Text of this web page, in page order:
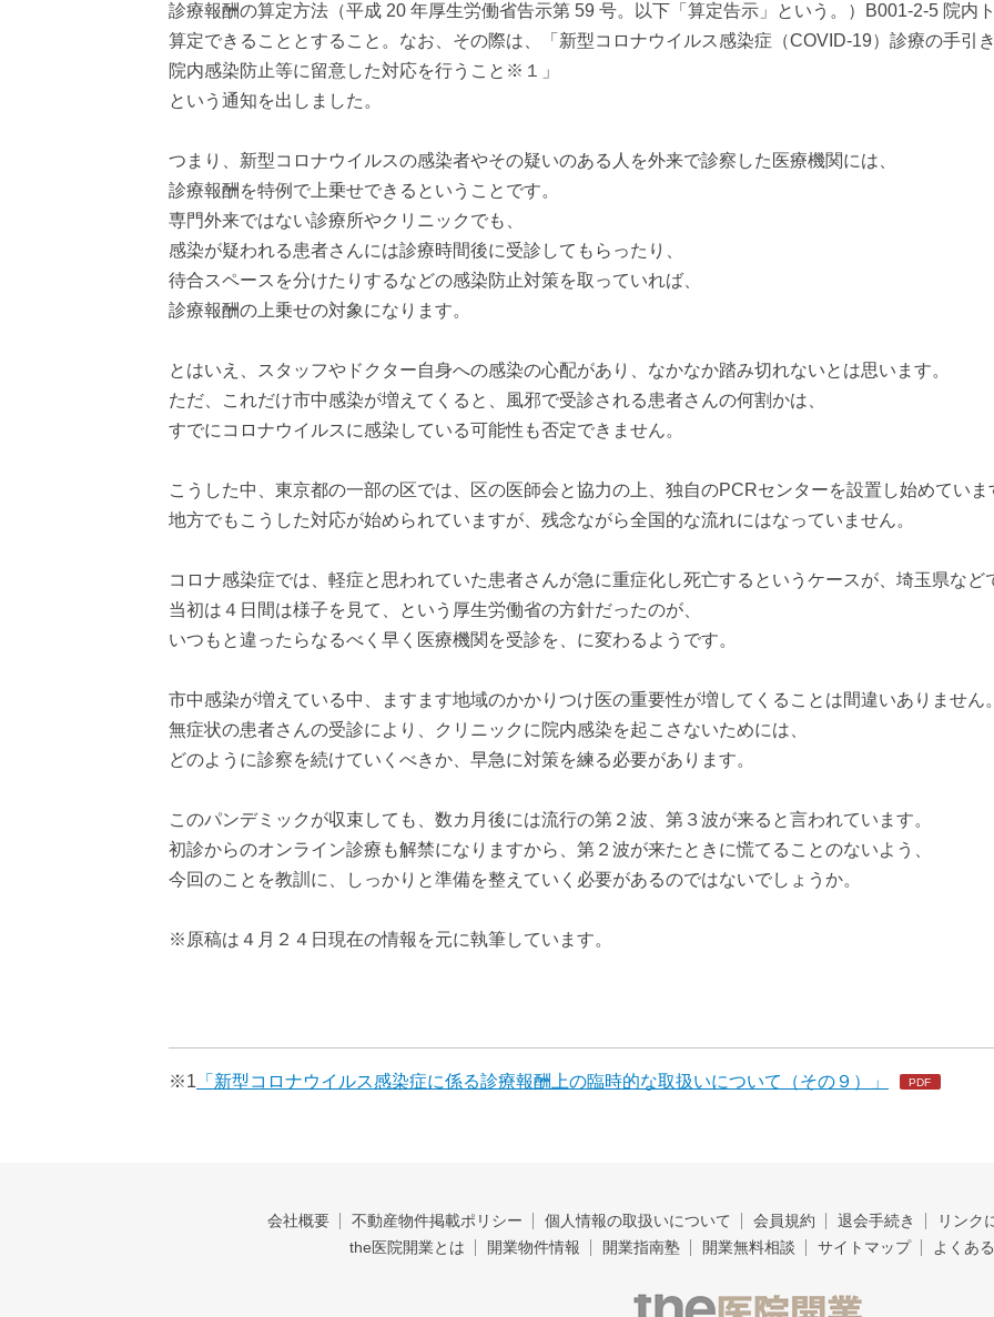
診療報酬の算定方法（平成 20 年厚生労働省告示第 59 号。以下「算定告示」という。）B001-2-5 院内
算定できることとすること。なお、その際は、「新型コロナウイルス感染症（COVID-19）診療の手引
院内感染防止等に留意した対応を行うこと※１」
という通知を出しました。
つまり、新型コロナウイルスの感染者やその疑いのある人を外来で診察した医療機関には、
診療報酬を特例で上乗せできるということです。
専門外来ではない診療所やクリニックでも、
感染が疑われる患者さんには診療時間後に受診してもらったり、
待合スペースを分けたりするなどの感染防止対策を取っていれば、
診療報酬の上乗せの対象になります。
とはいえ、スタッフやドクター自身への感染の心配があり、なかなか踏み切れないとは思います。
ただ、これだけ市中感染が増えてくると、風邪で受診される患者さんの何割かは、
すでにコロナウイルスに感染している可能性も否定できません。
こうした中、東京都の一部の区では、区の医師会と協力の上、独自のPCRセンターを設置し始めていま
地方でもこうした対応が始められていますが、残念ながら全国的な流れにはなっていません。
コロナ感染症では、軽症と思われていた患者さんが急に重症化し死亡するというケースが、埼玉県など
当初は４日間は様子を見て、という厚生労働省の方針だったのが、
いつもと違ったらなるべく早く医療機関を受診を、に変わるようです。
市中感染が増えている中、ますます地域のかかりつけ医の重要性が増してくることは間違いありません。
無症状の患者さんの受診により、クリニックに院内感染を起こさないためには、
どのように診察を続けていくべきか、早急に対策を練る必要があります。
このパンデミックが収束しても、数カ月後には流行の第２波、第３波が来ると言われています。
初診からのオンライン診療も解禁になりますから、第２波が来たときに慌てることのないよう、
今回のことを教訓に、しっかりと準備を整えていく必要があるのではないでしょうか。
※原稿は４月２４日現在の情報を元に執筆しています。
※1 「新型コロナウイルス感染症に係る診療報酬上の臨時的な取扱いについて（その９）」
会社概要 不動産物件掲載ポリシー 個人情報の取扱いについて 会員規約 退会手続き リンク
the医院開業とは
開業物件情報 開業指南塾 開業無料相談 サイトマップ よくあ